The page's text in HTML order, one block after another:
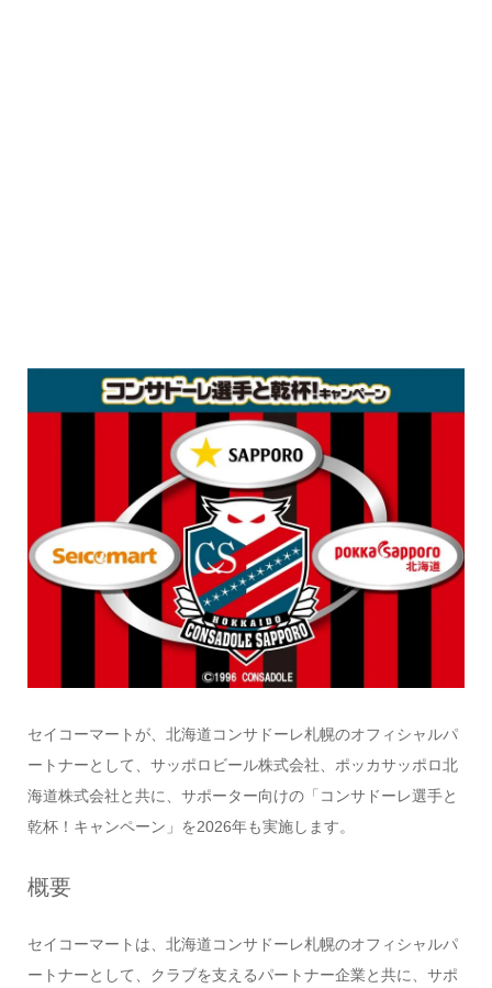
セイコーマートが、北海道コンサドーレ札幌のオフィシャルパ
ートナーとして、サッポロビール株式会社、ポッカサッポロ北
海道株式会社と共に、サポーター向けの「コンサドーレ選手と
乾杯！キャンペーン」を2026年も実施します。
概要
セイコーマートは、北海道コンサドーレ札幌のオフィシャルパ
ートナーとして、クラブを支えるパートナー企業と共に、サポ